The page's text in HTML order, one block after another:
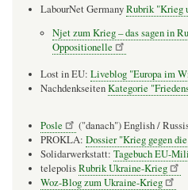
LabourNet GermanyRubrik "Krieg
Njet zum Krieg – das sagen in
Oppositionelle
Lost in EU: Liveblog "Europa im
NachdenkseitenKategorie
Posle
("danach") English /
PROKLA: Dossier "Krieg gegen
Solidarwerkstatt: Tagebuch EU-
telepolisRubrik Ukraine-Krieg
Woz-Blog zum Ukraine-Krieg